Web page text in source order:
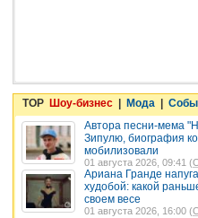
TOP Шоу-бизнес Мода
Автора песни-мема
Зипулю, биография
мобилизовали
01 августа 2026, 09:41 (
Ариана Гранде
худобой: какой
своем весе
01 августа 2026, 16:00 (